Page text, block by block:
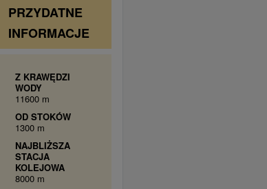
PRZYDATNE
INFORMACJE
Z KRAWĘDZI
WODY
11600 m
OD STOKÓW
1300 m
NAJBLIŻSZA
STACJA
KOLEJOWA
8000 m